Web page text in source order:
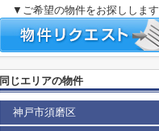
▼ご希望の物件をお探しします
同じエリアの物件
神戸市須磨区